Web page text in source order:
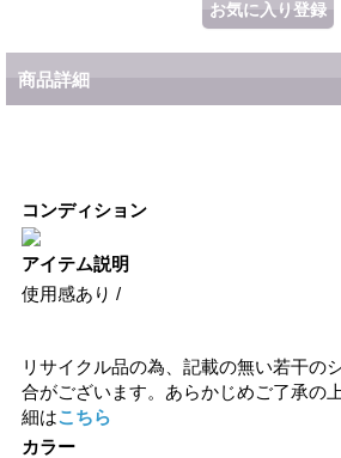
商品詳細
コンディション
アイテム説明
使用感あり /
リサイクル品の為、記載の無い若干の
合がございます。あらかじめご了承の
細はこちら
カラー